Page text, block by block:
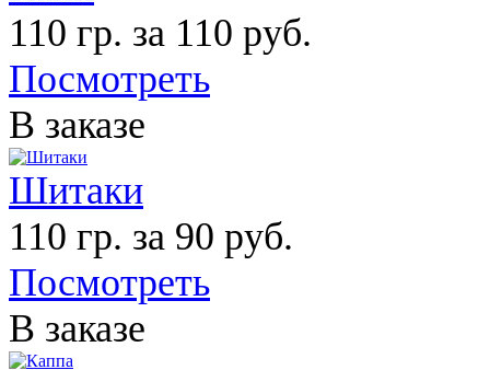
110 гр. за 110 руб.
Посмотреть
В заказе
Шитаки
110 гр. за 90 руб.
Посмотреть
В заказе